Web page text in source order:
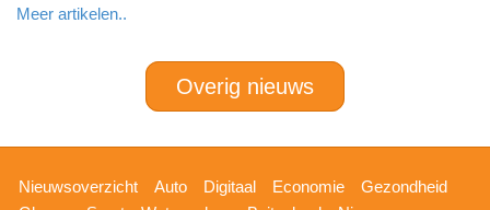
Meer artikelen..
Overig nieuws
Hoofdnavigatie
Nieuwsoverzicht Auto Digitaal Economie
Gezondheid